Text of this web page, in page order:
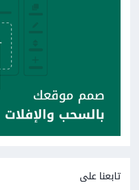
تابعنا على